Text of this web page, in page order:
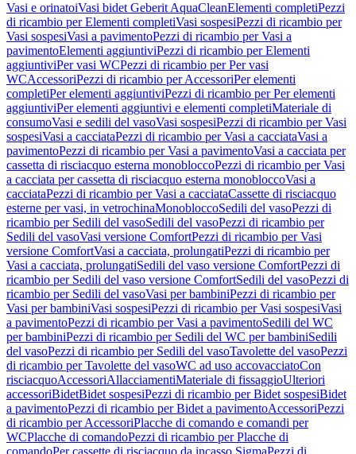
Vasi e orinatoiVasi bidet Geberit AquaCleanElementi completiPezzi
di ricambio per Elementi completiVasi sospesiPezzi di ricambio per
Vasi sospesiVasi a pavimentoPezzi di ricambio per Vasi a
pavimentoElementi aggiuntiviPezzi di ricambio per Elementi
aggiuntiviPer vasi WCPezzi di ricambio per Per vasi
WCAccessoriPezzi di ricambio per AccessoriPer elementi
completiPer elementi aggiuntiviPezzi di ricambio per Per elementi
aggiuntiviPer elementi aggiuntivi e elementi completiMateriale di
consumoVasi e sedili del vasoVasi sospesiPezzi di ricambio per Vasi
sospesiVasi a cacciataPezzi di ricambio per Vasi a cacciataVasi a
pavimentoPezzi di ricambio per Vasi a pavimentoVasi a cacciata per
cassetta di risciacquo esterna monobloccoPezzi di ricambio per Vasi
a cacciata per cassetta di risciacquo esterna monobloccoVasi a
cacciataPezzi di ricambio per Vasi a cacciataCassette di risciacquo
esterne per vasi, in vetrochinaMonobloccoSedili del vasoPezzi di
ricambio per Sedili del vasoSedili del vasoPezzi di ricambio per
Sedili del vasoVasi versione ComfortPezzi di ricambio per Vasi
versione ComfortVasi a cacciata, prolungatiPezzi di ricambio per
Vasi a cacciata, prolungatiSedili del vaso versione ComfortPezzi di
ricambio per Sedili del vaso versione ComfortSedili del vasoPezzi di
ricambio per Sedili del vasoVasi per bambiniPezzi di ricambio per
Vasi per bambiniVasi sospesiPezzi di ricambio per Vasi sospesiVasi
a pavimentoPezzi di ricambio per Vasi a pavimentoSedili del WC
per bambiniPezzi di ricambio per Sedili del WC per bambiniSedili
del vasoPezzi di ricambio per Sedili del vasoTavolette del vasoPezzi
di ricambio per Tavolette del vasoWC ad uso accovacciatoCon
risciacquoAccessoriAllacciamentiMateriale di fissaggioUlteriori
accessoriBidetBidet sospesiPezzi di ricambio per Bidet sospesiBidet
a pavimentoPezzi di ricambio per Bidet a pavimentoAccessoriPezzi
di ricambio per AccessoriPlacche di comando e comandi per
WCPlacche di comandoPezzi di ricambio per Placche di
comandoPer cassette di risciacquo da incasso SigmaPezzi di